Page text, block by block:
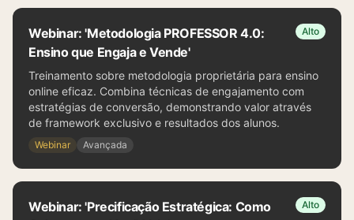
Webinar: 'Metodologia PROFESSOR 4.0:
Ensino que Engaja e Vende'
Alto
Treinamento sobre metodologia proprietária para ensino
online eficaz. Combina técnicas de engajamento com
estratégias de conversão, demonstrando valor através
de framework exclusivo e resultados dos alunos.
Webinar Avançada
Webinar: 'Precificação Estratégica: Como
Alto